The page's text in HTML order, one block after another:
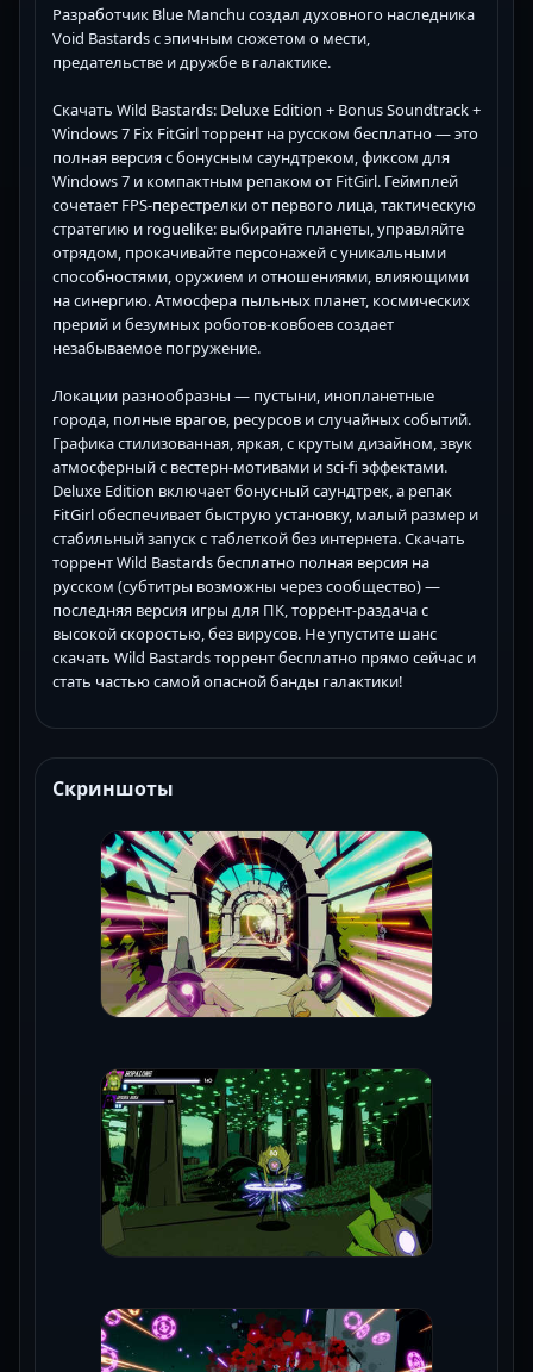
Разработчик Blue Manchu создал духовного наследника
Void Bastards с эпичным сюжетом о мести,
предательстве и дружбе в галактике.
Скачать Wild Bastards: Deluxe Edition + Bonus Soundtrack +
Windows 7 Fix FitGirl торрент на русском бесплатно — это
полная версия с бонусным саундтреком, фиксом для
Windows 7 и компактным репаком от FitGirl. Геймплей
сочетает FPS-перестрелки от первого лица, тактическую
стратегию и roguelike: выбирайте планеты, управляйте
отрядом, прокачивайте персонажей с уникальными
способностями, оружием и отношениями, влияющими
на синергию. Атмосфера пыльных планет, космических
прерий и безумных роботов-ковбоев создает
незабываемое погружение.
Локации разнообразны — пустыни, инопланетные
города, полные врагов, ресурсов и случайных событий.
Графика стилизованная, яркая, с крутым дизайном, звук
атмосферный с вестерн-мотивами и sci-fi эффектами.
Deluxe Edition включает бонусный саундтрек, а репак
FitGirl обеспечивает быструю установку, малый размер и
стабильный запуск с таблеткой без интернета. Скачать
торрент Wild Bastards бесплатно полная версия на
русском (субтитры возможны через сообщество) —
последняя версия игры для ПК, торрент-раздача с
высокой скоростью, без вирусов. Не упустите шанс
скачать Wild Bastards торрент бесплатно прямо сейчас и
стать частью самой опасной банды галактики!
Скриншоты